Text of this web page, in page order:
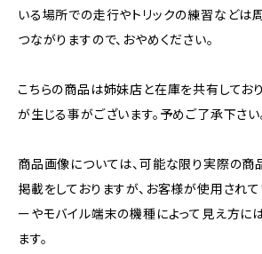
いる場所での走行やトリックの練習などは
つながりますので、おやめください。
こちらの商品は姉妹店と在庫を共有してお
が生じる事がございます。予めご了承下さい
商品画像については、可能な限り実際の商
掲載をしておりますが、お客様が使用され
ーやモバイル端末の機種によって見え方に
ます。